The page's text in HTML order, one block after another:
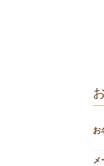
お
メ